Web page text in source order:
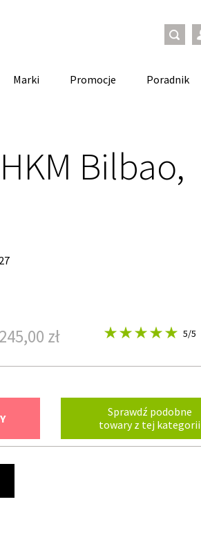
Marki Promocje Poradnik
Bilbao,
zł 5/5
Sprawdź podobne
towary z tej kategorii